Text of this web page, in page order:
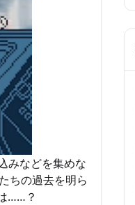
みなどを集めな
ちの過去を明ら
……？